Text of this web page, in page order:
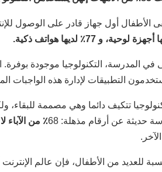
الأطفال أول جهاز قادر على الوصول
لوحية، و 77٪ لديها هواتف ذكية.
في المدرسة، التكنولوجيا موجودة بوفرة.
التطبيقات لإدارة هذه الواجبات
تتكيف دائما وهي مصممة
حديثة عن أرقام مذهلة: 68
٪ من الآباء
للعديد من الأطفال، فإن عالم